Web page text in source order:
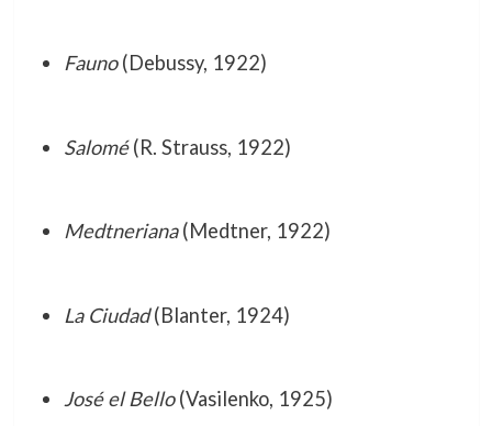
Fauno(Debussy, 1922)
Salomé(R. Strauss, 1922)
Medtneriana(Medtner, 1922)
La Ciudad(Blanter, 1924)
José el Bello(Vasilenko, 1925)